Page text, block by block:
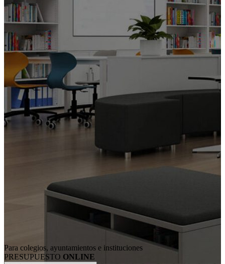
Para colegios, ayuntamientos e instituciones
PRESUPUESTO ONLINE